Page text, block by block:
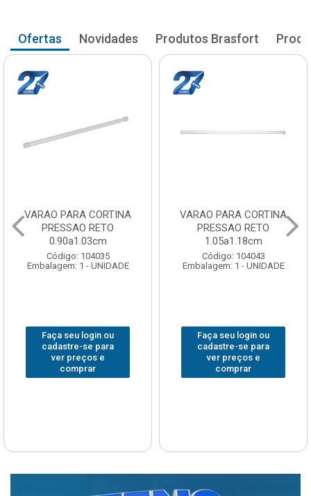
Ofertas Novidades Produtos Brasfort
VARAO PARA CORTINA
PRESSAO RETO
0.90a1.03cm
Código: 104035
Embalagem: 1 - UNIDADE
Faça seu login ou
cadastre-se para
ver preços e
comprar
VARAO PARA CORTINA
PRESSAO RETO
1.05a1.18cm
Código: 104043
Embalagem: 1 - UNIDADE
Faça seu login ou
cadastre-se para
ver preços e
comprar